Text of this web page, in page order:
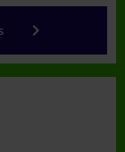
keyboard_arrow_right